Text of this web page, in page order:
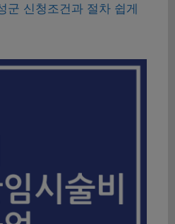
군 신청조건과 절차 쉽게